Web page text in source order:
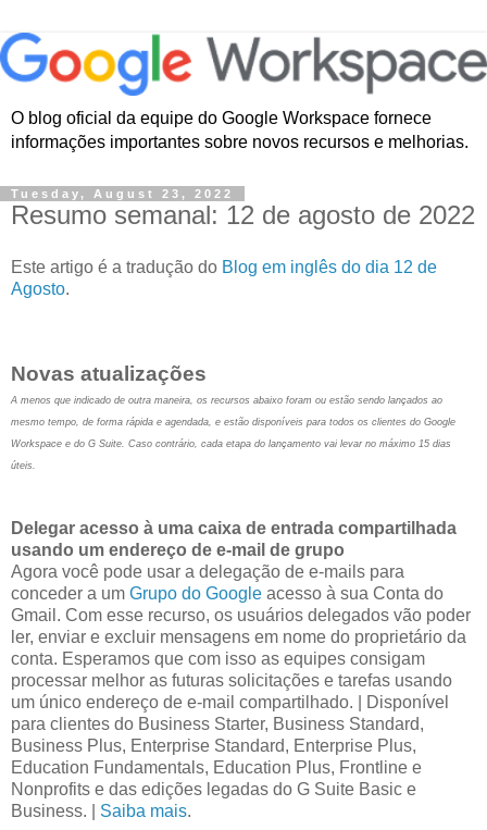
O blog oficial da equipe do Google Workspace fornece
informações importantes sobre novos recursos e melhorias.
Tuesday, August 23, 2022
Resumo semanal: 12 de agosto de 2022
Este artigo é a tradução do Blog em inglês do dia 12 de
Agosto.
Novas atualizações
A menos que indicado de outra maneira, os recursos abaixo foram ou estão sendo lançados ao
mesmo tempo, de forma rápida e agendada, e estão disponíveis para todos os clientes do Google
Workspace e do G Suite. Caso contrário, cada etapa do lançamento vai levar no máximo 15 dias
úteis.
Delegar acesso à uma caixa de entrada compartilhada
usando um endereço de e-mail de grupo
Agora você pode usar a delegação de e-mails para
conceder a um Grupo do Google acesso à sua Conta do
Gmail. Com esse recurso, os usuários delegados vão poder
ler, enviar e excluir mensagens em nome do proprietário da
conta. Esperamos que com isso as equipes consigam
processar melhor as futuras solicitações e tarefas usando
um único endereço de e-mail compartilhado. | Disponível
para clientes do Business Starter, Business Standard,
Business Plus, Enterprise Standard, Enterprise Plus,
Education Fundamentals, Education Plus, Frontline e
Nonprofits e das edições legadas do G Suite Basic e
Business. | Saiba mais.